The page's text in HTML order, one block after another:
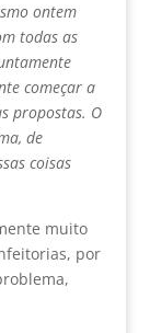
ontem
todas as
começar a
propostas. O
de
coisas
muito
por